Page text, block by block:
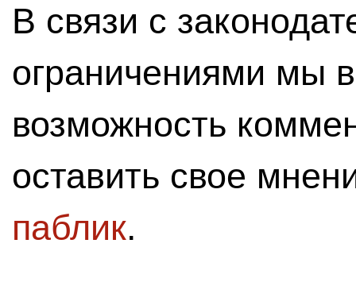
В связи с
ограничениями мы
возможность
оставить свое
паблик.